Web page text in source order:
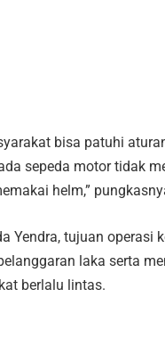
bisa patuhi
sepeda motor tidak
helm,”
Yendra, tujuan operasi
laka serta
berlalu lintas.